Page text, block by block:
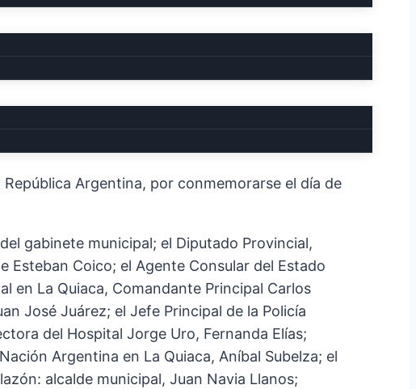
DE BOLIVIA
Argentina, por conmemorarse el día de
gabinete municipal; el Diputado Provincial,
Esteban Coico; el Agente Consular del Estado
en La Quiaca, Comandante Principal Carlos
José Juárez; el Jefe Principal de la Policía
del Hospital Jorge Uro, Fernanda Elías;
Argentina en La Quiaca, Aníbal Subelza; el
alcalde municipal, Juan Navia Llanos;